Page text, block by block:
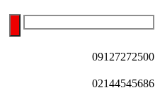
09127272500
02144545686